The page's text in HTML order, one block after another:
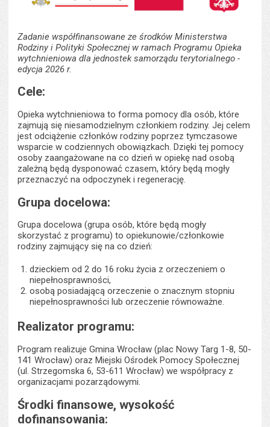
Zadanie współfinansowane ze środków Ministerstwa
Rodziny i Polityki Społecznej w ramach Programu Opieka
wytchnieniowa dla jednostek samorządu terytorialnego -
edycja 2026 r.
Cele:
Opieka wytchnieniowa to forma pomocy dla osób, które
zajmują się niesamodzielnym członkiem rodziny. Jej celem
jest odciążenie członków rodziny poprzez tymczasowe
wsparcie w codziennych obowiązkach. Dzięki tej pomocy
osoby zaangażowane na co dzień w opiekę nad osobą
zależną będą dysponować czasem, który będą mogły
przeznaczyć na odpoczynek i regenerację.
Grupa docelowa:
Grupa docelowa (grupa osób, które będą mogły
skorzystać z programu) to opiekunowie/członkowie
rodziny zajmujący się na co dzień:
dzieckiem od 2 do 16 roku życia z orzeczeniem o
niepełnosprawności,
osobą posiadającą orzeczenie o znacznym stopniu
niepełnosprawności lub orzeczenie równoważne.
Realizator programu:
Program realizuje Gmina Wrocław (plac Nowy Targ 1-8, 50-
141 Wrocław) oraz Miejski Ośrodek Pomocy Społecznej
(ul. Strzegomska 6, 53-611 Wrocław) we współpracy z
organizacjami pozarządowymi.
Środki finansowe, wysokość
dofinansowania: